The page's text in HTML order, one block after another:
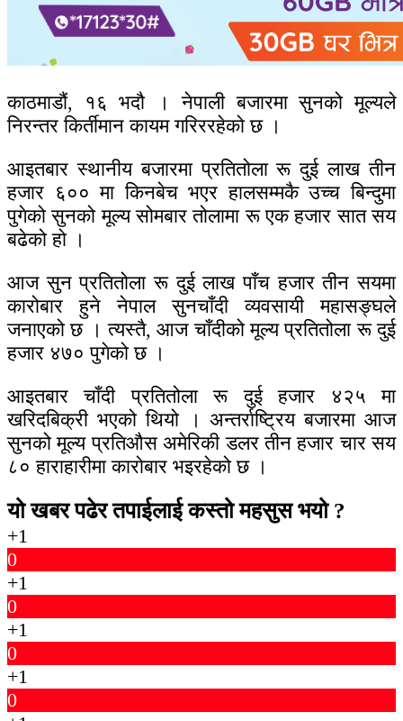
काठमाडौं, १६ भदौ । नेपाली बजारमा सुनको मूल्यले
निरन्तर किर्तीमान कायम गरिररहेको छ ।
आइतबार स्थानीय बजारमा प्रतितोला रू दुई लाख तीन
हजार ६०० मा किनबेच भएर हालसम्मकै उच्च बिन्दुमा
पुगेको सुनको मूल्य सोमबार तोलामा रू एक हजार सात सय
बढेको हो ।
आज सुन प्रतितोला रू दुई लाख पाँच हजार तीन सयमा
कारोबार हुने नेपाल सुनचाँदी व्यवसायी महासङ्घले
जनाएको छ । त्यस्तै, आज चाँदीको मूल्य प्रतितोला रू दुई
हजार ४७० पुगेको छ ।
आइतबार चाँदी प्रतितोला रू दुई हजार ४२५ मा
खरिदबिक्री भएको थियो । अन्तर्राष्ट्रिय बजारमा आज
सुनको मूल्य प्रतिऔस अमेरिकी डलर तीन हजार चार सय
८० हाराहारीमा कारोबार भइरहेको छ ।
यो खबर पढेर तपाईलाई कस्तो महसुस भयो ?
+1
0
+1
0
+1
0
+1
0